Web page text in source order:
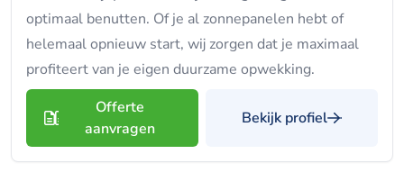
optimaal benutten. Of je al zonnepanelen hebt of
helemaal opnieuw start, wij zorgen dat je maximaal
profiteert van je eigen duurzame opwekking.
Offerte
aanvragen
Bekijk profiel